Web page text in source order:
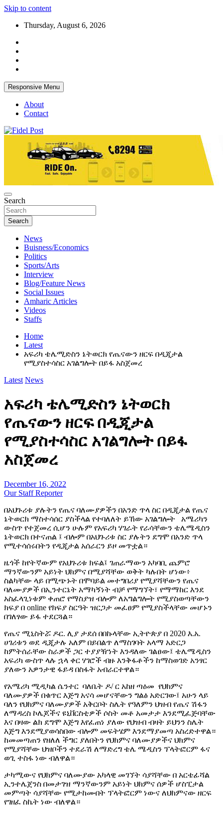
Skip to content
Thursday, August 6, 2026
Responsive Menu
About
Contact
Fidel Post
Bringing News For You is Our Concern
Search
Search
News
Buisness/Economics
Politics
Sports/Arts
Interview
Blog/Feature News
Social Issues
Amharic Articles
Videos
Staffs
Home
Latest
አፍሪካ ቴሌሚድስን ኔትወርክ የጤናውን ዘርፍ በዲጂታል
የሚያስተሳስር አገልግሎት በይፋ አስጀመረ
Latest News
አፍሪካ ቴሌሚድስን ኔትወርክ
የጤናውን ዘርፍ በዲጂታል
የሚያስተሳስር አገልግሎት በይፋ
አስጀመረ
December 16, 2022
Our Staff Reporter
በአህጉሪቱ ያሉትን የጤና ባለሙያዎችን በአንድ ጥላ ስር በዲጂታል የጤና
ኔትወርክ ማስተሳሰር ያስችላል የተባለለት ይኸው አገልግሎት አሜሪካን
ውስጥ የተጀመረ ሲሆን ሁሉም የአፍሪካ ሃገራት የራሳቸውን ቴሌሜዲስን
ኔትወርክ በተናጠል ፤ ብሎም በአህጉሪቱ ስር ያሉትን ደግሞ በአንድ ጥላ
የሚተሳሰሩበትን የዲጂታል አሰራርን ይዞ መጥቷል።
ዜጎች ከየትኛውም የአህጉሪቱ ክፍል፤ ገጠራማውን አካባቢ ጨምሮ
ማንኛውንም አይነት ህክምና በሚያሻቸው ወቅት ካሉበት ሆነው፥
ስልካቸው ላይ በሚጭኑት በሞባይል መተግበሪያ የሚያሻቸውን የጤና
ባለሙያዎች በኢንተርኔት አማካኝነት ብቻ የማግኘት፣ የማማከር እንደ
አስፈላጊነቱም ቀጠሮ የማስያዝ ብሎም ለአግልግሎት የሚያስወጣቸውን
ክፍያ በ online የክፍያ ስርዓት ዝርጋታ መፈፀም የሚያስችላቸው መሆኑን
በገለፃው ይፋ ተደርጓል።
የጤና ሚኒስትሯ ዶር. ሊያ ታደሰ በበኩላቸው ኢትዮጵያ በ 2020 እ.አ.
ሀገሪቱን ወደ ዲጂታሉ አለም በይበልጥ ለማስገባት አላማ አድርጋ
ከምትሰራቸው ስራዎች ጋር ተያያዥነት እንዳለው ገልፀው፤ ቴሌሜዲስን
አፍሪካ ውስጥ ላሉ ኋላ ቀር ሃገሮች ብዙ እንቅፋቶችን ከማስወገድ አንፃር
ያለውን አዎንታዊ ፋይዳ በስፋት አብራርተዋል።
የአሜሪካ ሚዲካል ሴንተር ባለቤት ዶ/ ር አከዘ ጣዕመ የህክምና
ባለሙያዎች በቁጥር እጅግ አናሳ መሆናቸውን ግልፅ አድርገው፤ አሁን ላይ
ባለን የህክምና ባለሙያዎች አቅርቦት ስሌት የዓለምን ህዝብ የጤና ሽፋን
ለማዳረስ ኮሌጆችና ዩኒቨርስቲዎች ሶስት መቶ አመታታ እንደሚፈጅባቸው
እና በዛው ልክ ደግሞ እጅግ እየፈጠነ ያለው የህዝብ ብዛት ይህንን ስሌት
እጅግ እንደሚያወሳስበው ብሎም መፍትሄም እንደማያመጣ አስረድተዋል።
ከመመጣጠን የዘለለ ችግር ያለበትን የህክምና ባለሙያዎችና ህክምና
የሚያሻቸው ህዝቦችን ተደራሽ ለማድረግ ቴሌ ሜዲስን ፕላትፎርም ፋና
ወጊ ተስፋ ነው ብለዋል።
ታካሚውና የህክምና ባለሙያው አካላዊ መገኘት ሳያሻቸው በ አርቴፊሻል
ኢንተሌጀንስ በመታገዝ ማንኛውንም አይነት ህክምና ሰዎች ሆስፒታል
መምጣት ሳያሻቸው የሚታከሙበት ፕላትፎርም ነውና ለህክምናው ዘርፍ
የገዘፈ ስኬት ነው ብለዋል።